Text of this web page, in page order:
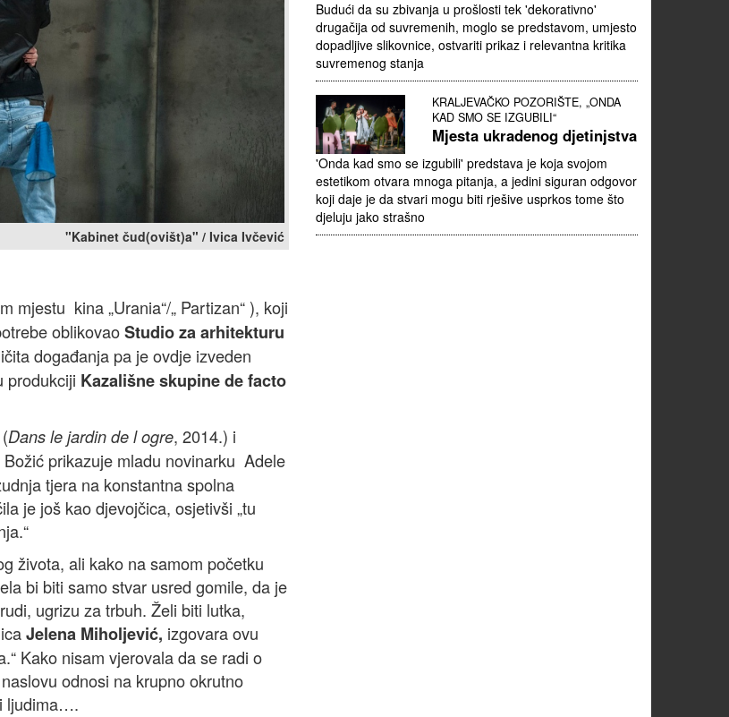
"Kabinet čud(ovišt)a" / Ivica Ivčević
mjestu kina „Urania“/„ Partizan“ ), koji
oblikovaoStudio za arhitekturu
događanja pa je ovdje izveden
produkciji Kazališne skupine de facto
Dans le jardin de l ogre, 2014.) i
Božić prikazuje mladu novinarku Adele
tjera na konstantna spolna
je još kao djevojčica, osjetivši „tu
života, ali kako na samom početku
bi biti samo stvar usred gomile, da je
ugrizu za trbuh. Želi biti lutka,
Jelena Miholjević, izgovara ovu
Kako nisam vjerovala da se radi o
odnosi na krupno okrutno
ljudima….
Budući da su zbivanja u prošlosti tek 'dekorativno'
drugačija od suvremenih, moglo se predstavom, umjesto
dopadljive slikovnice, ostvariti prikaz i relevantna kritika
suvremenog stanja
KRALJEVAČKO POZORIŠTE, „ONDA
KAD SMO SE IZGUBILI“
Mjesta ukradenog djetinjstva
'Onda kad smo se izgubili' predstava je koja svojom
estetikom otvara mnoga pitanja, a jedini siguran odgovor
koji daje je da stvari mogu biti rješive usprkos tome što
djeluju jako strašno